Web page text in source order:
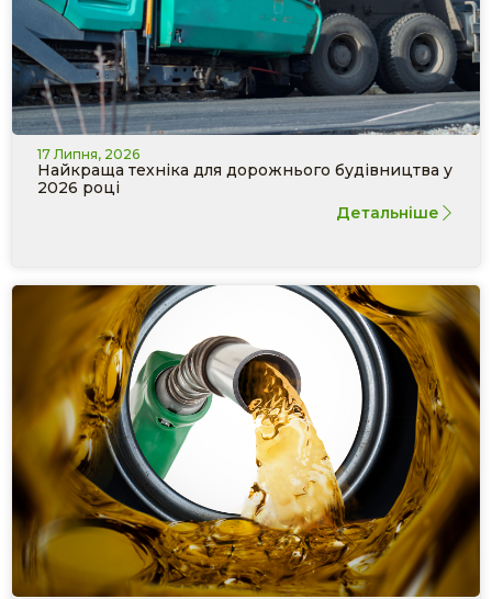
17 Липня, 2026
Найкраща техніка для дорожнього будівництва у
2026 році
Детальніше